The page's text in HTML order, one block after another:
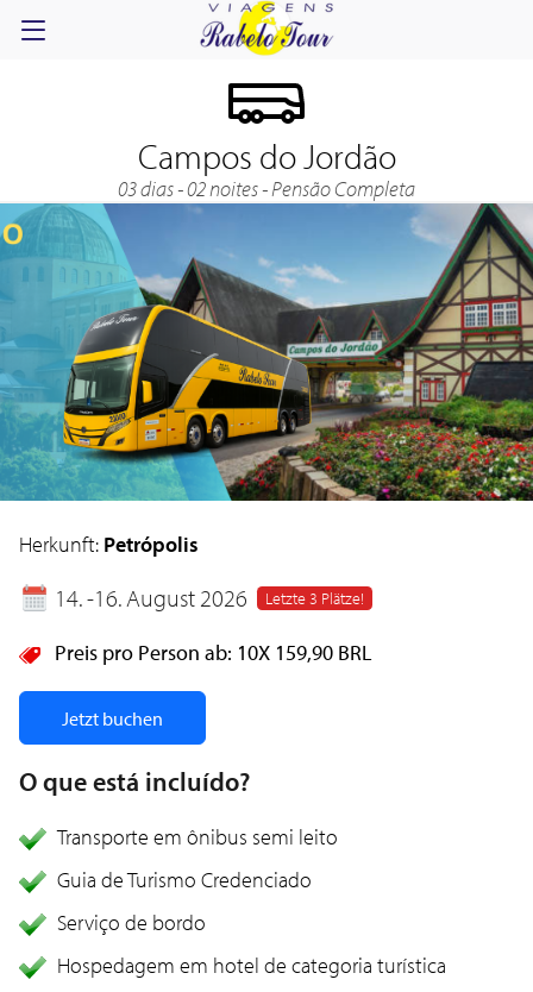
Campos do Jordão
03 dias - 02 noites - Pensão Completa
Herkunft: Petrópolis
14. -16. August 2026 Letzte 3 Plätze!
Preis pro Person ab: 10X 159,90 BRL
Jetzt buchen
O que está incluído?
Transporte em ônibus semi leito
Guia de Turismo Credenciado
Serviço de bordo
Hospedagem em hotel de categoria turística